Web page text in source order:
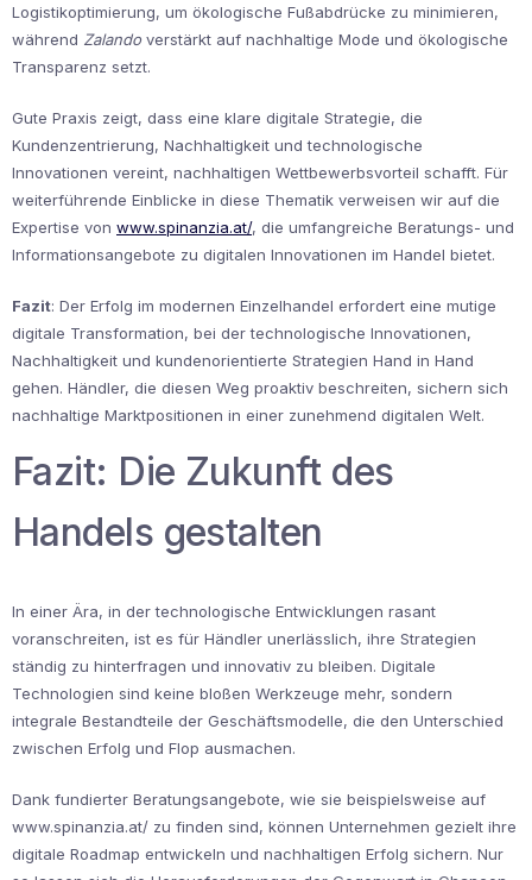
Logistikoptimierung, um ökologische Fußabdrücke zu minimieren,
während Zalandoverstärkt auf nachhaltige Mode und ökologische
Transparenz setzt.
Gute Praxis zeigt, dass eine klare digitale Strategie, die
Kundenzentrierung, Nachhaltigkeit und technologische
Innovationen vereint, nachhaltigen Wettbewerbsvorteil schafft. Für
weiterführende Einblicke in diese Thematik verweisen wir auf die
Expertise von www.spinanzia.at/, die umfangreiche Beratungs- und
Informationsangebote zu digitalen Innovationen im Handel bietet.
Fazit: Der Erfolg im modernen Einzelhandel erfordert eine mutige
digitale Transformation, bei der technologische Innovationen,
Nachhaltigkeit und kundenorientierte Strategien Hand in Hand
gehen. Händler, die diesen Weg proaktiv beschreiten, sichern sich
nachhaltige Marktpositionen in einer zunehmend digitalen Welt.
Fazit: Die Zukunft des
Handels gestalten
In einer Ära, in der technologische Entwicklungen rasant
voranschreiten, ist es für Händler unerlässlich, ihre Strategien
ständig zu hinterfragen und innovativ zu bleiben. Digitale
Technologien sind keine bloßen Werkzeuge mehr, sondern
integrale Bestandteile der Geschäftsmodelle, die den Unterschied
zwischen Erfolg und Flop ausmachen.
Dank fundierter Beratungsangebote, wie sie beispielsweise auf
www.spinanzia.at/ zu finden sind, können Unternehmen gezielt ihre
digitale Roadmap entwickeln und nachhaltigen Erfolg sichern. Nur